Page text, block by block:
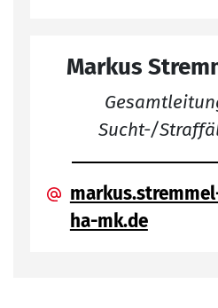
Markus
Sucht-/
ha-mk.de